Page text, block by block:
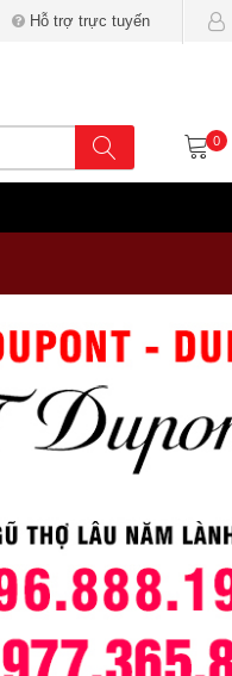
Hỗ trợ trực tuyến
0